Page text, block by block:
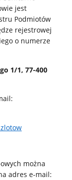
jest
Podmiotów
rejestrowej
o numerze
1/1, 77-400
można
adres e-mail: